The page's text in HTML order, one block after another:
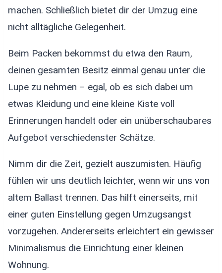
machen. Schließlich bietet dir der Umzug eine
nicht alltägliche Gelegenheit.
Beim Packen bekommst du etwa den Raum,
deinen gesamten Besitz einmal genau unter die
Lupe zu nehmen – egal, ob es sich dabei um
etwas Kleidung und eine kleine Kiste voll
Erinnerungen handelt oder ein unüberschaubares
Aufgebot verschiedenster Schätze.
Nimm dir die Zeit, gezielt auszumisten. Häufig
fühlen wir uns deutlich leichter, wenn wir uns von
altem Ballast trennen. Das hilft einerseits, mit
einer guten Einstellung gegen Umzugsangst
vorzugehen. Andererseits erleichtert ein gewisser
Minimalismus die Einrichtung einer kleinen
Wohnung.